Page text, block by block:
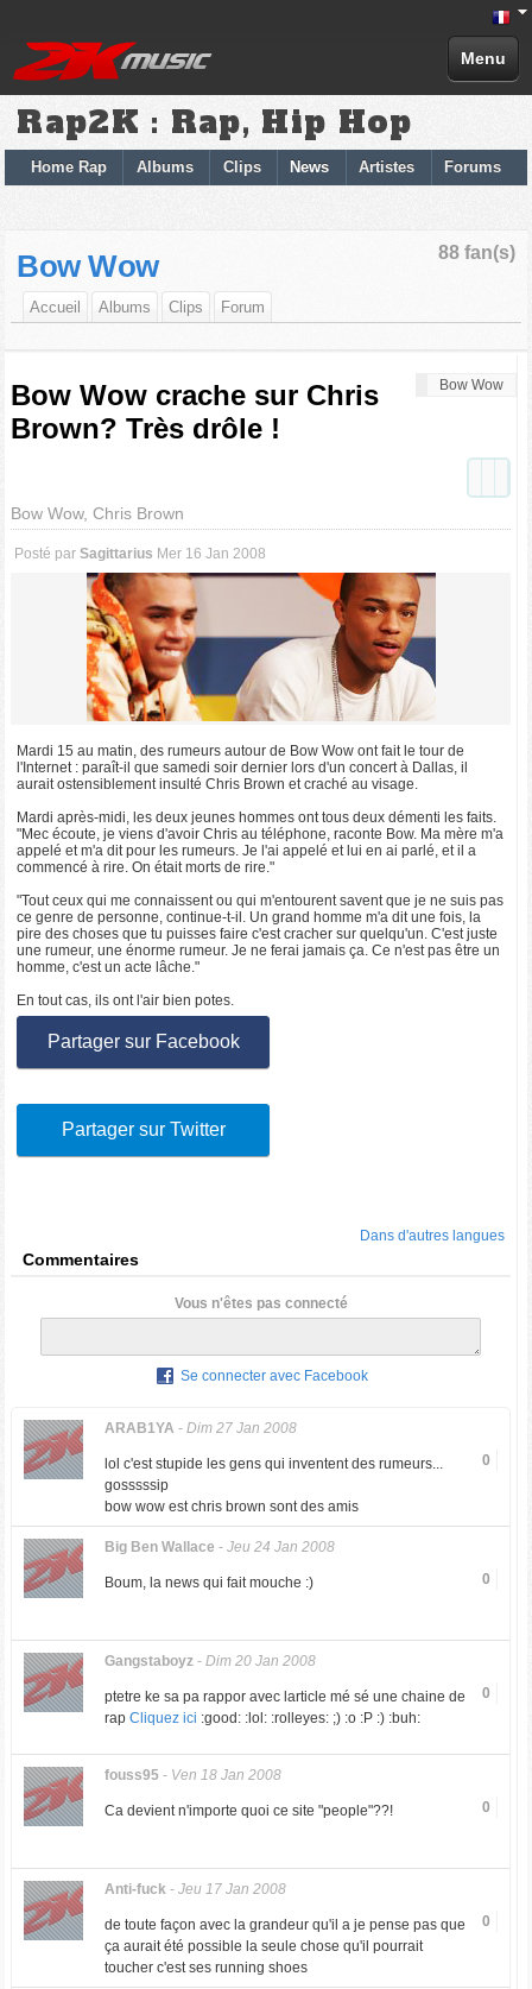
Menu
Rap2K : Rap, Hip Hop
Home Rap Albums Clips News Artistes Forums
88 fan(s)
Bow Wow
Accueil Albums Clips Forum
Bow Wow
Bow Wow crache sur Chris
Brown? Très drôle !
Bow Wow, Chris Brown
Posté parSagittarius Mer 16 Jan 2008
Mardi 15 au matin, des rumeurs autour de Bow Wow ont fait le tour de
l'Internet : paraît-il que samedi soir dernier lors d'un concert à Dallas, il
aurait ostensiblement insulté Chris Brown et craché au visage.
Mardi après-midi, les deux jeunes hommes ont tous deux démenti les faits.
"Mec écoute, je viens d'avoir Chris au téléphone, raconte Bow. Ma mère m'a
appelé et m'a dit pour les rumeurs. Je l'ai appelé et lui en ai parlé, et il a
commencé à rire. On était morts de rire."
"Tout ceux qui me connaissent ou qui m'entourent savent que je ne suis pas
ce genre de personne, continue-t-il. Un grand homme m'a dit une fois, la
pire des choses que tu puisses faire c'est cracher sur quelqu'un. C'est juste
une rumeur, une énorme rumeur. Je ne ferai jamais ça. Ce n'est pas être un
homme, c'est un acte lâche."
En tout cas, ils ont l'air bien potes.
Partager sur Facebook
Partager sur Twitter
Dans d'autres langues
Commentaires
Vous n'êtes pas connecté
Se connecter avec Facebook
ARAB1YA - Dim 27 Jan 2008
0
lol c'est stupide les gens qui inventent des rumeurs...
gosssssip
bow wow est chris brown sont des amis
Big Ben Wallace - Jeu 24 Jan 2008
0
Boum, la news qui fait mouche :)
Gangstaboyz- Dim 20 Jan 2008
0
ptetre ke sa pa rappor avec larticle mé sé une chaine de
rap Cliquez ici :good: :lol: :rolleyes: ;) :o :P :) :buh:
fouss95- Ven 18 Jan 2008
0
Ca devient n'importe quoi ce site "people"??!
Anti-fuck- Jeu 17 Jan 2008
0
de toute façon avec la grandeur qu'il a je pense pas que
ça aurait été possible la seule chose qu'il pourrait
toucher c'est ses running shoes